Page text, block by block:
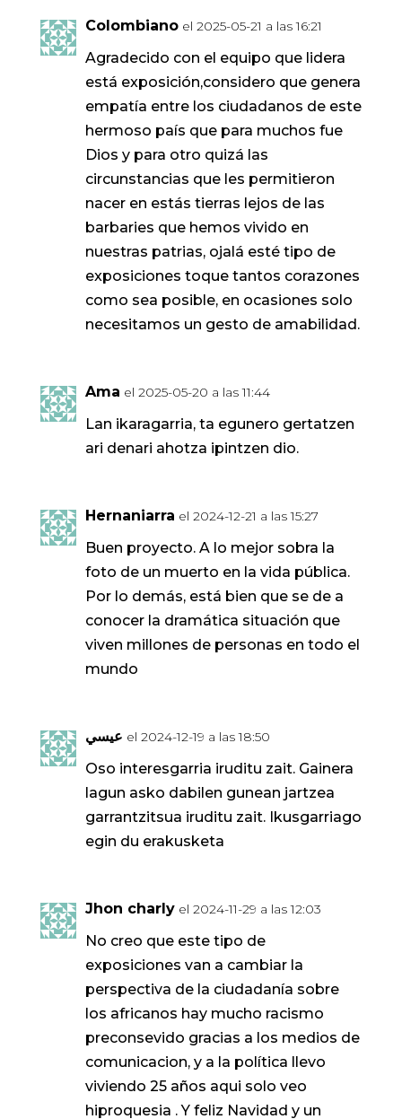
Colombiano el 2025-05-21 a las 16:21
Agradecido con el equipo que lidera
está exposición,considero que genera
empatía entre los ciudadanos de este
hermoso país que para muchos fue
Dios y para otro quizá las
circunstancias que les permitieron
nacer en estás tierras lejos de las
barbaries que hemos vivido en
nuestras patrias, ojalá esté tipo de
exposiciones toque tantos corazones
como sea posible, en ocasiones solo
necesitamos un gesto de amabilidad.
Ama el 2025-05-20 a las 11:44
Lan ikaragarria, ta egunero gertatzen
ari denari ahotza ipintzen dio.
Hernaniarra el 2024-12-21 a las 15:27
Buen proyecto. A lo mejor sobra la
foto de un muerto en la vida pública.
Por lo demás, está bien que se de a
conocer la dramática situación que
viven millones de personas en todo el
mundo
عيسي el 2024-12-19 a las 18:50
Oso interesgarria iruditu zait. Gainera
lagun asko dabilen gunean jartzea
garrantzitsua iruditu zait. Ikusgarriago
egin du erakusketa
Jhon charly el 2024-11-29 a las 12:03
No creo que este tipo de
exposiciones van a cambiar la
perspectiva de la ciudadanía sobre
los africanos hay mucho racismo
preconsevido gracias a los medios de
comunicacion, y a la política llevo
viviendo 25 años aqui solo veo
hiproquesia . Y feliz Navidad y un